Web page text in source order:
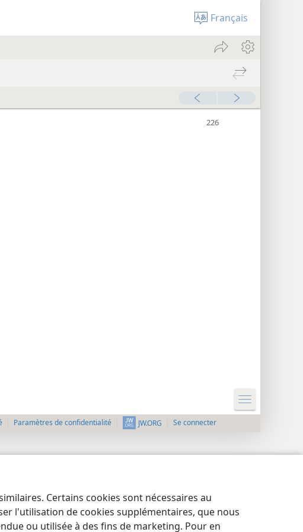
Certains cookies sont nécessaires au
l'utilisation de cookies supplémentaires, que nous
ou utilisée à des fins de marketing. Pour en
Français
Paramètres de confidentialité JW.ORG Se connecter